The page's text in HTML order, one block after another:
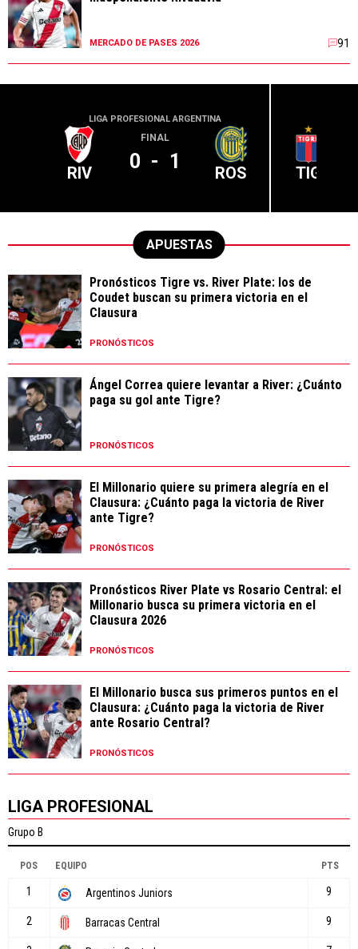
MERCADO DE PASES 2026 91
LIGA PROFESIONAL ARGENTINA
RIV
FINAL
0 - 1 ROS TIG
APUESTAS
Pronósticos Tigre vs. River Plate: los de
Coudet buscan su primera victoria en el
Clausura
PRONÓSTICOS
Ángel Correa quiere levantar a River: ¿Cuánto
paga su gol ante Tigre?
PRONÓSTICOS
El Millonario quiere su primera alegría en el
Clausura: ¿Cuánto paga la victoria de River
ante Tigre?
PRONÓSTICOS
Pronósticos River Plate vs Rosario Central: el
Millonario busca su primera victoria en el
Clausura 2026
PRONÓSTICOS
El Millonario busca sus primeros puntos en el
Clausura: ¿Cuánto paga la victoria de River
ante Rosario Central?
PRONÓSTICOS
LIGA PROFESIONAL